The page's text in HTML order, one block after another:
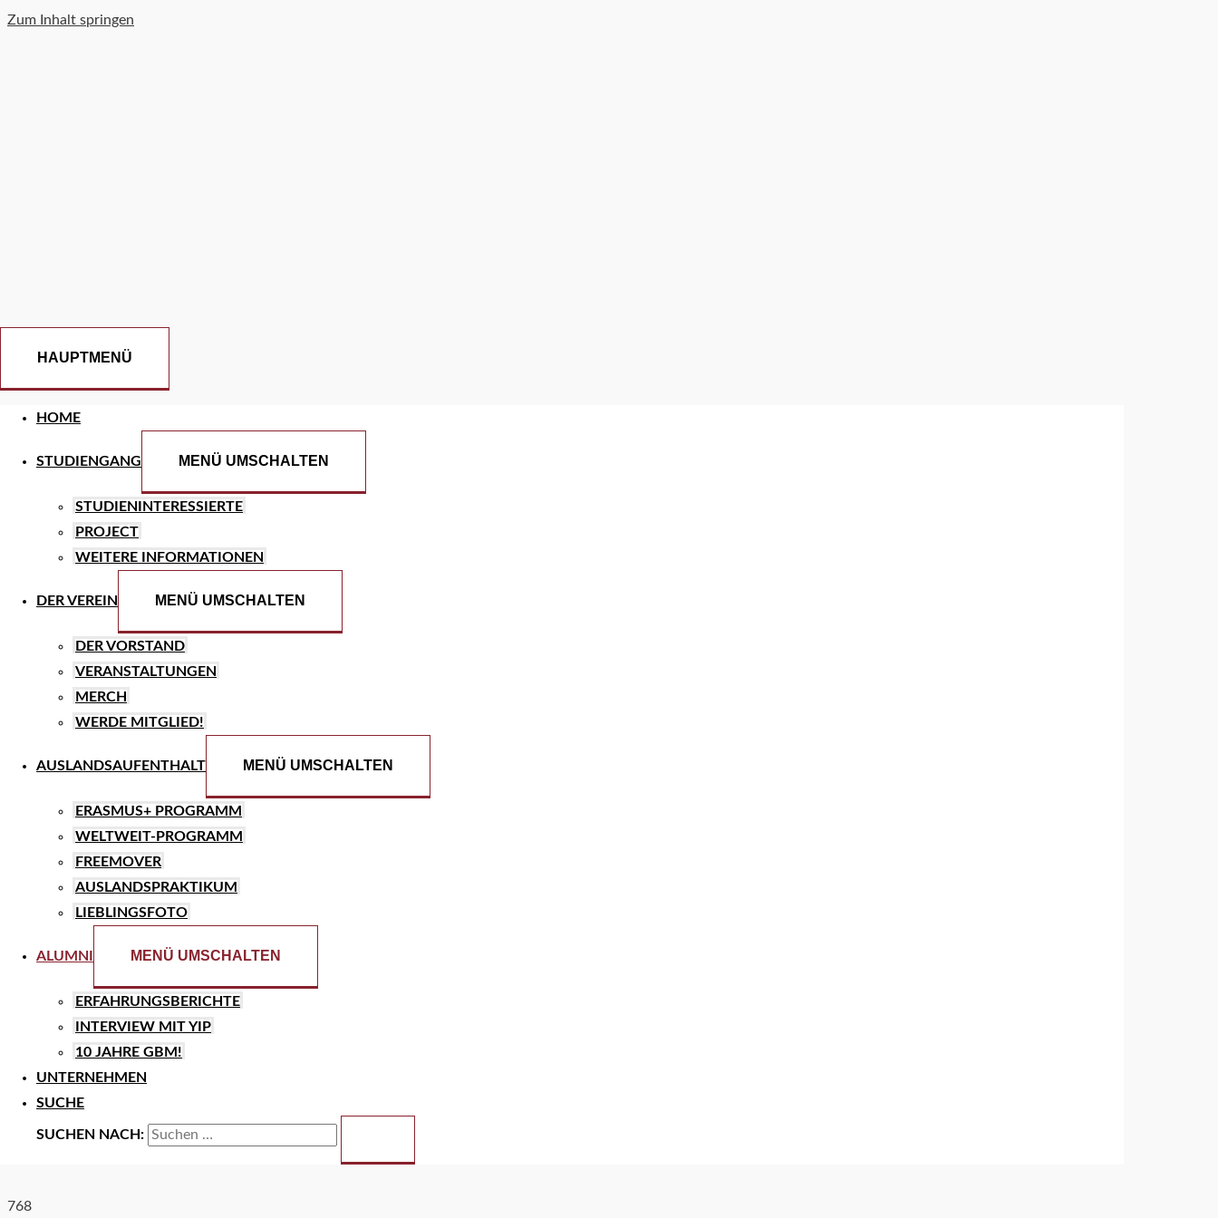
Zum Inhalt springen
HAUPTMENÜ
HOME
STUDIENGANG MENÜ UMSCHALTEN
STUDIENINTERESSIERTE
PROJECT
WEITERE INFORMATIONEN
DER VEREIN MENÜ UMSCHALTEN
DER VORSTAND
VERANSTALTUNGEN
MERCH
WERDE MITGLIED!
AUSLANDSAUFENTHALT MENÜ UMSCHALTEN
ERASMUS+ PROGRAMM
WELTWEIT-PROGRAMM
FREEMOVER
AUSLANDSPRAKTIKUM
LIEBLINGSFOTO
ALUMNI MENÜ UMSCHALTEN
ERFAHRUNGSBERICHTE
INTERVIEW MIT YIP
10 JAHRE GBM!
UNTERNEHMEN
SUCHE
SUCHEN NACH: